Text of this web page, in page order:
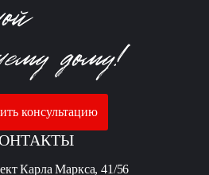
консультацию
Карла Маркса, 41/56